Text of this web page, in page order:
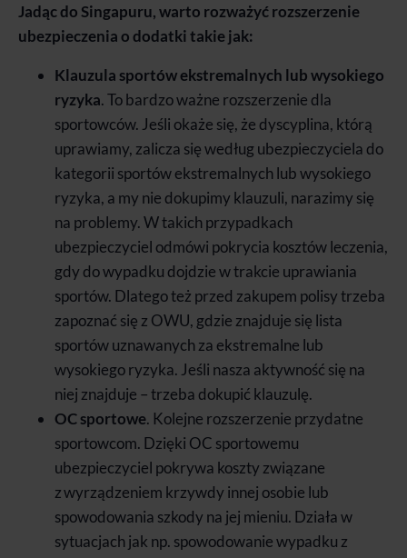
Jadąc do Singapuru, warto rozważyć rozszerzenie
ubezpieczenia o dodatki takie jak:
Klauzula sportów ekstremalnych lub wysokiego
ryzyka. To bardzo ważne rozszerzenie dla
sportowców. Jeśli okaże się, że dyscyplina, którą
uprawiamy, zalicza się według ubezpieczyciela do
kategorii sportów ekstremalnych lub wysokiego
ryzyka, a my nie dokupimy klauzuli, narazimy się
na problemy. W takich przypadkach
ubezpieczyciel odmówi pokrycia kosztów leczenia,
gdy do wypadku dojdzie w trakcie uprawiania
sportów. Dlatego też przed zakupem polisy trzeba
zapoznać się z OWU, gdzie znajduje się lista
sportów uznawanych za ekstremalne lub
wysokiego ryzyka. Jeśli nasza aktywność się na
niej znajduje – trzeba dokupić klauzulę.
OC sportowe. Kolejne rozszerzenie przydatne
sportowcom. Dzięki OC sportowemu
ubezpieczyciel pokrywa koszty związane
z wyrządzeniem krzywdy innej osobie lub
spowodowania szkody na jej mieniu. Działa w
sytuacjach jak np. spowodowanie wypadku z